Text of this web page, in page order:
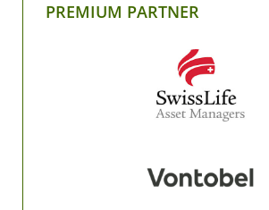
PREMIUM PARTNER